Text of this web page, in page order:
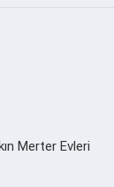
Merter Evleri